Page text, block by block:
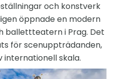
och konstverk
öppnade en modern
ballettteatern i Prag. Det
för scenuppträdanden,
skala.